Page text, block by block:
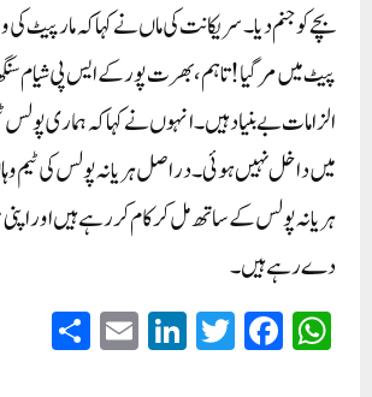
بچے کو جنم دیا۔ سریکانت کی ماں نے کہا کہ مار پیٹ
پیٹ میں مر گیا!تاہم، بھرت پور کے ایس پی شیام
الزامات بے بنیاد ہیں۔ انہوں نے کہا کہ ہماری
میں داخل نہیں ہوئی۔ دراصل ہریانہ پولس کی ٹیم
ہریانہ پولس کے ساتھ مل کر کام کر رہے ہیں اور
دے رہے ہیں۔
W
ha
Fa
ce
T
wi
Li
nk
E
m